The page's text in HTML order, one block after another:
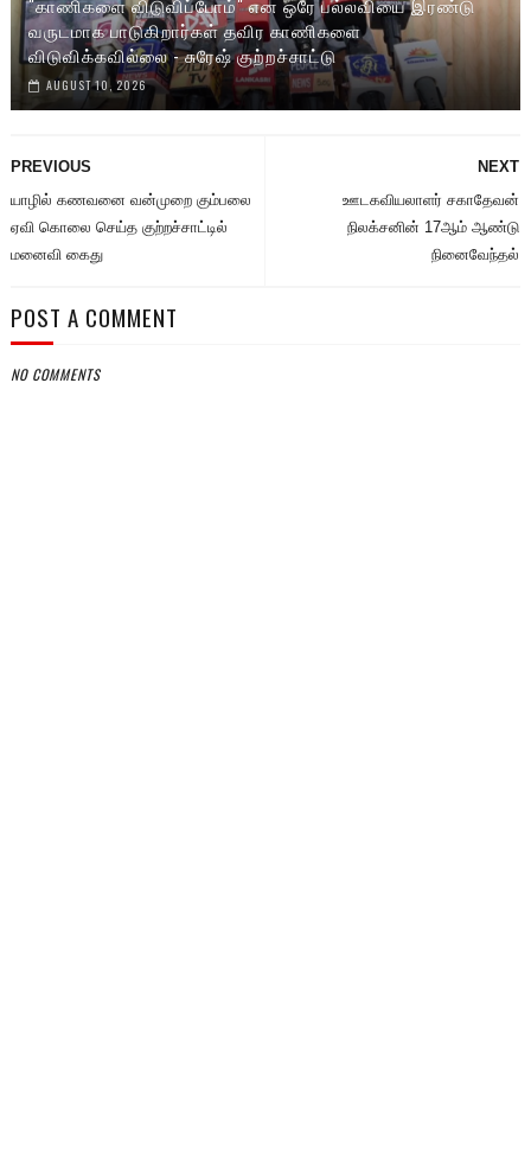
வருடமாக பாடுகிறார்கள் தவிர காணிகளை
விடுவிக்கவில்லை - சுரேஷ் குற்றச்சாட்டு
AUGUST 10, 2026
NEXT
ஊடகவியலாளர் சகாதேவன்
நிலக்சனின் 17ஆம் ஆண்டு
நினைவேந்தல்
PREVIOUS
யாழில் கணவனை வன்முறை கும்பலை
ஏவி கொலை செய்த குற்றச்சாட்டில்
மனைவி கைது
POST A COMMENT
NO COMMENTS